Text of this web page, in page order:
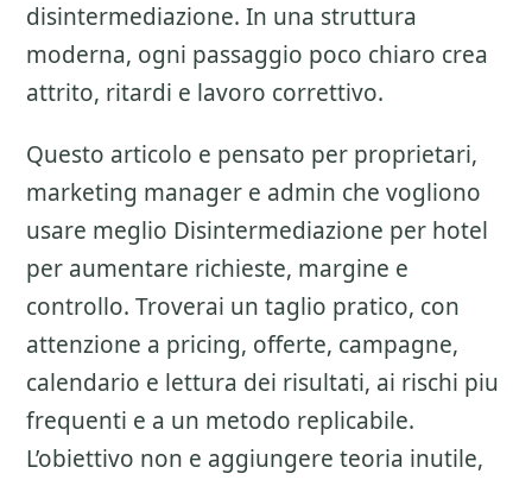
disintermediazione. In una struttura
moderna, ogni passaggio poco chiaro crea
attrito, ritardi e lavoro correttivo.
Questo articolo e pensato per proprietari,
marketing manager e admin che vogliono
usare meglio Disintermediazione per hotel
per aumentare richieste, margine e
controllo. Troverai un taglio pratico, con
attenzione a pricing, offerte, campagne,
calendario e lettura dei risultati, ai rischi piu
frequenti e a un metodo replicabile.
L’obiettivo non e aggiungere teoria inutile,